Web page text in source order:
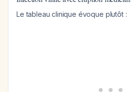
Le tableau clinique évoque plutôt :